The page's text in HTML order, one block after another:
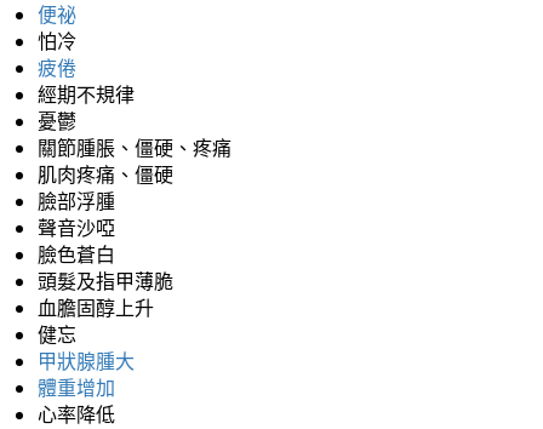
便祕
怕冷
疲倦
經期不規律
憂鬱
關節腫脹、僵硬、疼痛
肌肉疼痛、僵硬
臉部浮腫
聲音沙啞
臉色蒼白
頭髮及指甲薄脆
血膽固醇上升
健忘
甲狀腺腫大
體重增加
心率降低